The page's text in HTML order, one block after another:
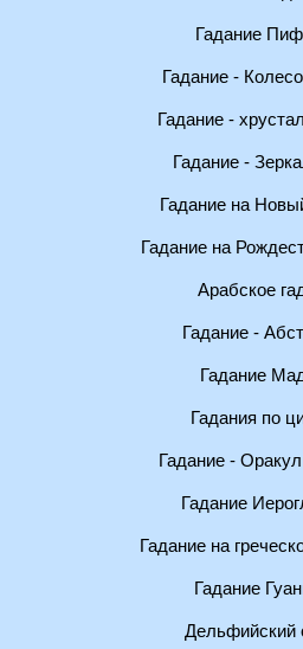
Гадание
Гадание -
Гадание -
Гадание -
Гадание на
Гадание на
Арабское
Гадание -
Гадание
Гадания по
Гадание -
Гадание
Гадание на
Гадание
Дельфийский